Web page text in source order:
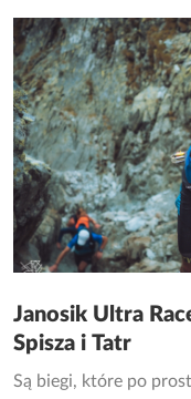
Janosik Ultra
Spisza i Tatr
Są biegi, które po